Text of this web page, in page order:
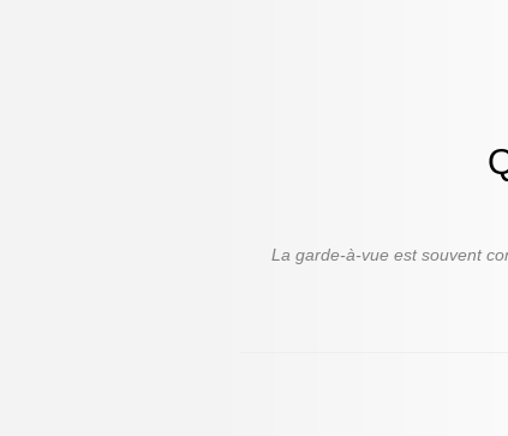
La garde-à-vue est souvent